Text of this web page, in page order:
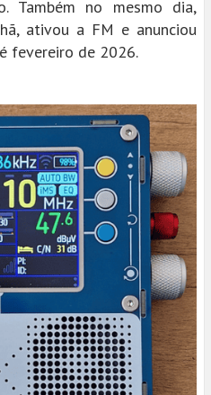
Também no mesmo dia,
ativou a FM e anunciou
fevereiro de 2026.